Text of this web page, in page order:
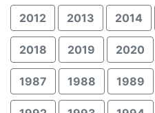
2012 2013 2014
2018 2019 2020
1987 1988 1989